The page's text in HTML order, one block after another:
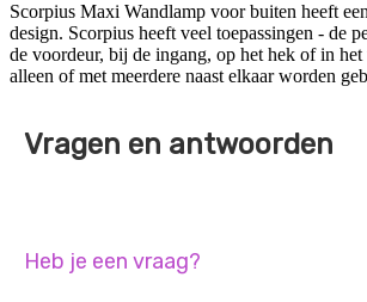
Scorpius Maxi Wandlamp voor buiten heeft
design. Scorpius heeft veel toepassingen - de
de voordeur, bij de ingang, op het hek of in
alleen of met meerdere naast elkaar worden
Vragen en antwoorden
Heb je een vraag?